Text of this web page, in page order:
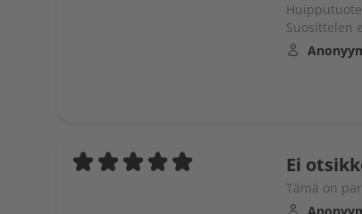
Suosittelen
Ei
Tämä on